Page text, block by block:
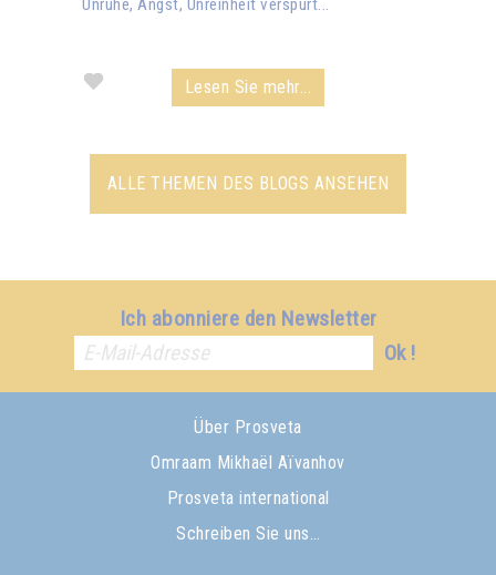
Unruhe, Angst, Unreinheit verspürt...
Lesen Sie mehr...
ALLE THEMEN DES BLOGS ANSEHEN
Ich abonniere den Newsletter
Ok !
Über Prosveta
Omraam Mikhaël Aïvanhov
Prosveta international
Schreiben Sie uns…